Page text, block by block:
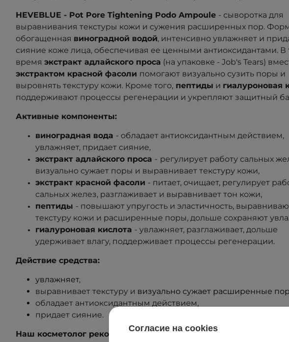
HEVEBLUE - Pot Pore Tightening Podo Ampoule - сыворотка для
выравнивания текстуры кожи и сужения расширенных пор.
обогащенная виноградной водой, интенсивно увлажняет и
сияние коже лица, обеспечивая ее ценными антиоксидантами. В
время экстракт адлайского проса (на упаковке - Job's Tears)
экстрактом красной фасоли помогают визуально сузить поры и
выровнять текстуру кожи. Кроме того, пептиды и гиалуроновая
поддерживают процессы регенерации и укрепляют защитный
Активные компоненты:
виноградная вода - обладает антиоксидантным действием,
увлажняет, придает сияние,
экстракт адлайского проса - регулирует работу сальных
визуально сужает поры и выравнивает текстуру кожи,
экстракт красной фасоли - питает, очищает, регулирует
сальных желез, разглаживает и выравнивает тон кожи,
пептиды - повышают упругость и эластичность,
текстуру кожи и расширенные поры, дольше сохраняют
гиалуроновая кислота - увлажняет, разглаживает, дольше
удерживает влагу, поддерживает процессы регенерации.
Действие средства:
увлажняет,
выравнивает текстуру и визуально сужает расширенные
обладает антиоксидантным действием,
придает сияние.
Наш косметолог рекомендует средство для:
Согласие на cookies